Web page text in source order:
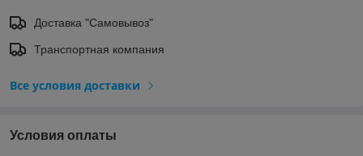
Доставка "Самовывоз"
Транспортная компания
Все условия доставки
Условия оплаты